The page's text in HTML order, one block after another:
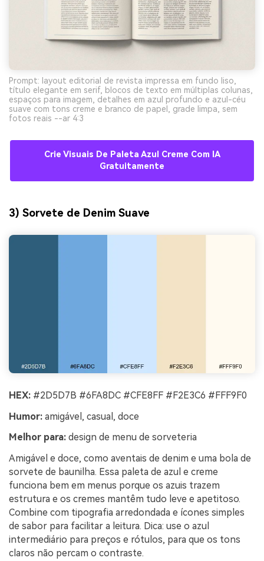
Prompt: layout editorial de revista impressa em fundo liso,
título elegante em serif, blocos de texto em múltiplas colunas,
espaços para imagem, detalhes em azul profundo e azul-céu
suave com tons creme e branco de papel, grade limpa, sem
fotos reais --ar 4:3
Crie Visuais De Paleta Azul Creme Com IA
Gratuitamente
3) Sorvete de Denim Suave
HEX: #2D5D7B #6FA8DC #CFE8FF #F2E3C6 #FFF9F0
Humor: amigável, casual, doce
Melhor para: design de menu de sorveteria
Amigável e doce, como aventais de denim e uma bola de
sorvete de baunilha. Essa paleta de azul e creme
funciona bem em menus porque os azuis trazem
estrutura e os cremes mantêm tudo leve e apetitoso.
Combine com tipografia arredondada e ícones simples
de sabor para facilitar a leitura. Dica: use o azul
intermediário para preços e rótulos, para que os tons
claros não percam o contraste.